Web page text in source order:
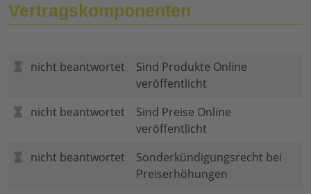
Vertragskomponenten
nicht beantwortet
Sind Produkte Online
veröffentlicht
nicht beantwortet
Sind Preise Online
veröffentlicht
nicht beantwortet
Sonderkündigungsrecht bei
Preiserhöhungen